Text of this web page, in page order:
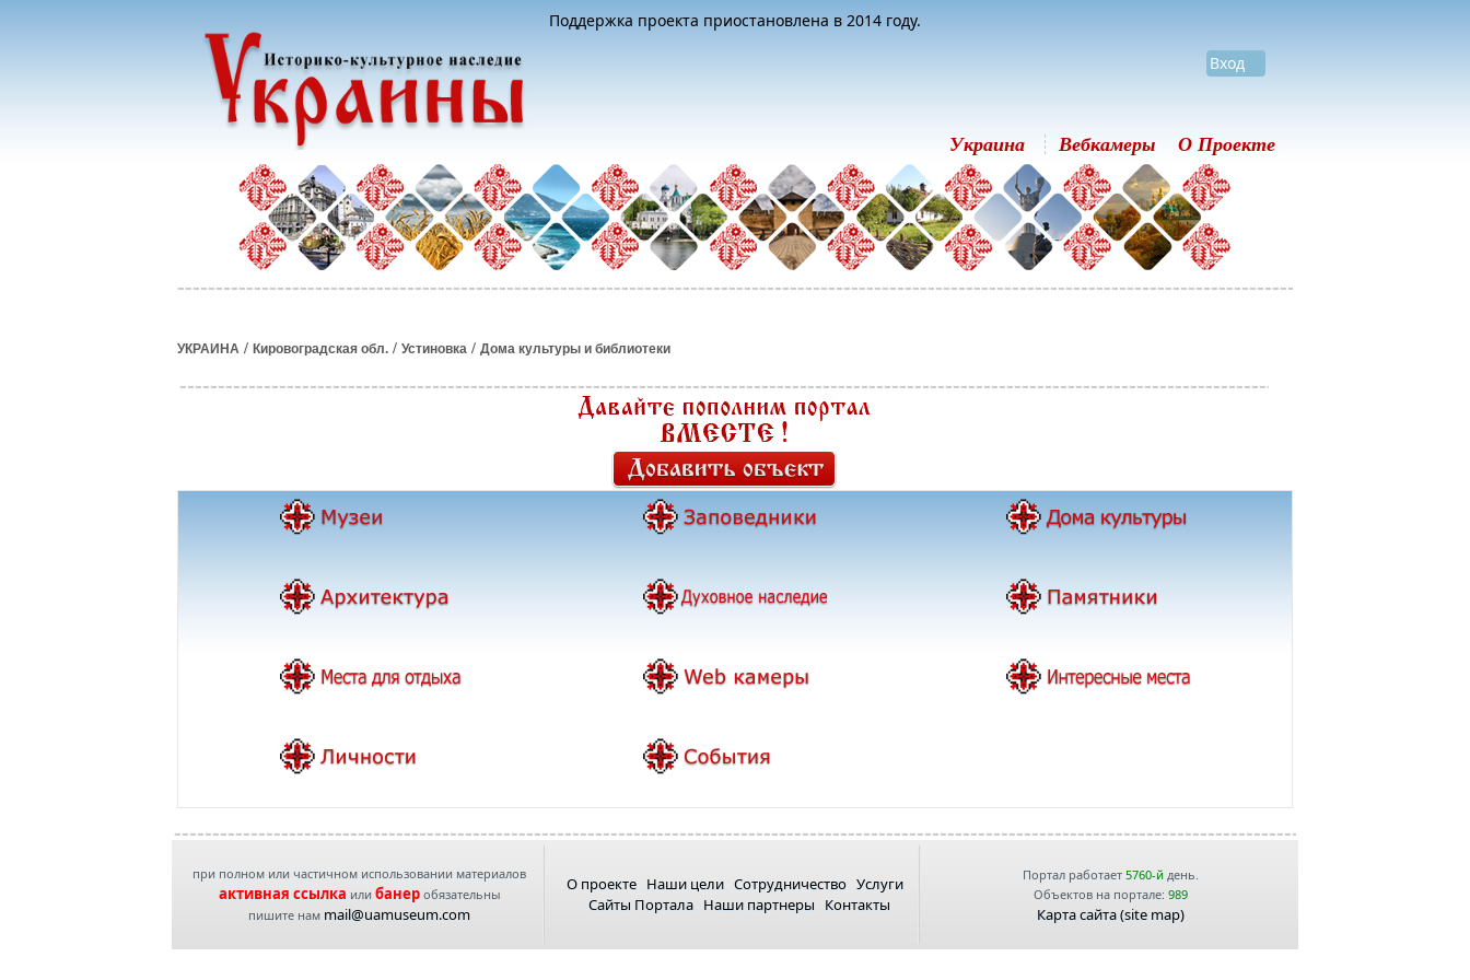
Поддержка проекта приостановлена в 2014 году.
Вход
Украина Вебкамеры О Проекте
УКРАИНА / Кировоградская обл. / Устиновка / Дома культуры и библиотеки
при полном или частичном использовании материалов
активная ссылка или банеробязательны
пишите нам mail@uamuseum.com
О проекте Наши цели Сотрудничество Услуги
Сайты Портала Наши партнеры Контакты
Портал работает 5760-йдень.
Объектов на портале: 989
Карта сайта (site map)